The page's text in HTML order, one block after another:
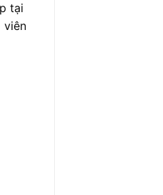
tại
viên